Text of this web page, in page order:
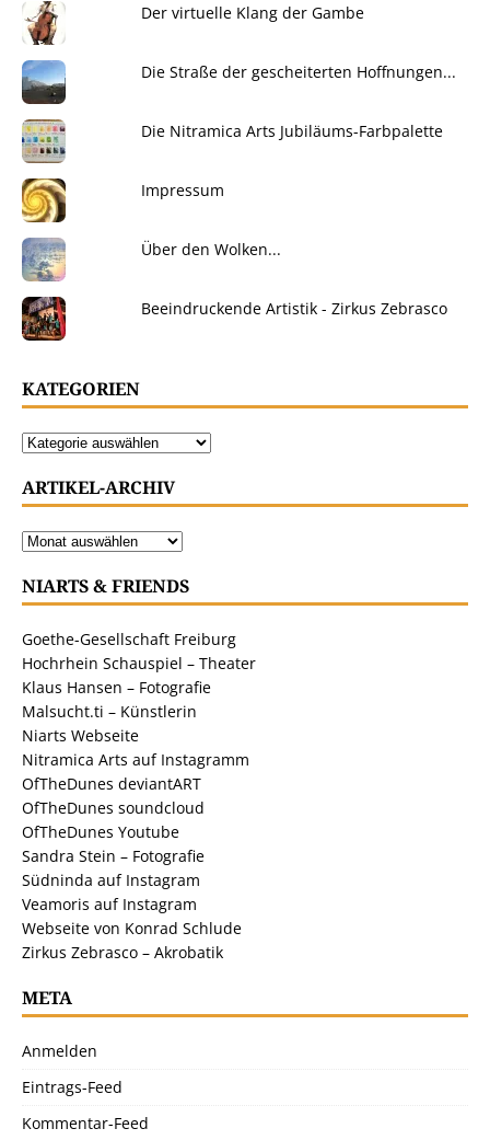
Der virtuelle Klang der Gambe
Die Straße der gescheiterten Hoffnungen...
Die Nitramica Arts Jubiläums-Farbpalette
Impressum
Über den Wolken...
Beeindruckende Artistik - Zirkus Zebrasco
KATEGORIEN
ARTIKEL-ARCHIV
NIARTS & FRIENDS
Goethe-Gesellschaft Freiburg
Hochrhein Schauspiel – Theater
Klaus Hansen – Fotografie
Malsucht.ti – Künstlerin
Niarts Webseite
Nitramica Arts auf Instagramm
OfTheDunes deviantART
OfTheDunes soundcloud
OfTheDunes Youtube
Sandra Stein – Fotografie
Südninda auf Instagram
Veamoris auf Instagram
Webseite von Konrad Schlude
Zirkus Zebrasco – Akrobatik
META
Anmelden
Eintrags-Feed
Kommentar-Feed